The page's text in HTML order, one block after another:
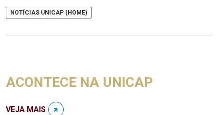
NOTÍCIAS UNICAP (HOME)
ACONTECE NA UNICAP
VEJA MAIS